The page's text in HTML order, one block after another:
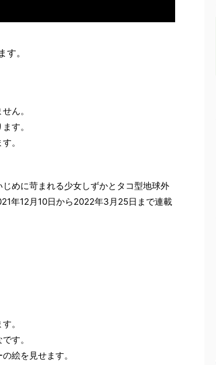
。
ん。
す。
。
めに苛まれる少女しずかとタコ型地球外
年12月10日から2022年3月25日まで連載
。
す。
絵を見せます。